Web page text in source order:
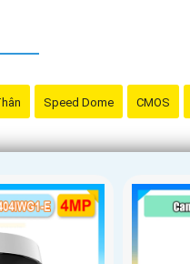
Speed Dome CMOS